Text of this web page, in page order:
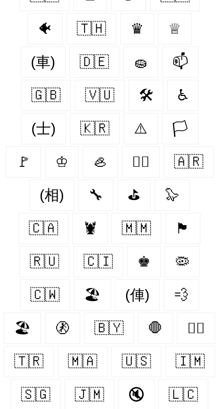
🐠 🇹🇭 ♛ ♕
(車) 🇩🇪 🧽 📫
🇬🇧 🇻🇺 🛠 ♿
(士) 🇰🇷 ⚠️ 🏳
🚩 ♔ 🦪 🏴‍☠️ 🇦🇷
(相) 🔧 ⛳ 🦭
🇨🇦 🦞 🇲🇲 🏴
🇷🇺 🇨🇮 ♚ 🦠
🇨🇼 🏖 (俥) 💨
🏖️ 🚷 🇧🇾 🛑 🏳️‍🌈
🇹🇷 🇲🇦 🇺🇸 🇮🇲
🇸🇬 🇯🇲 🔇 🇱🇨